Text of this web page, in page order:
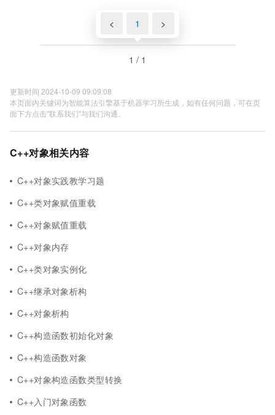
< 1 >
1 / 1
更新时间 2024-10-09 09:09:08
本页面内关键词为智能算法引擎基于机器学习所生成，如有任何问题，可在页
面下方点击"联系我们"与我们沟通。
C++对象相关内容
C++对象实践教学习题
C++类对象赋值重载
C++对象赋值重载
C++对象内存
C++类对象实例化
C++继承对象析构
C++对象析构
C++构造函数初始化对象
C++构造函数对象
C++对象构造函数类型转换
C++入门对象函数